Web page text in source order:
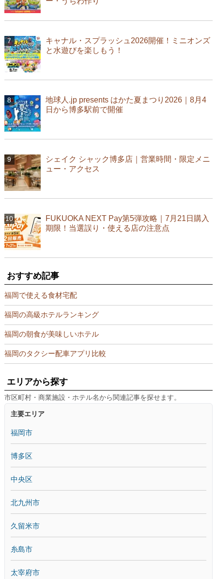
キャナル・スプラッシュ2026開催！ミニオンズ
と水遊びを楽しもう！
地球人.jp presents はかた夏まつり2026｜8月4
日から博多駅前で開催
シェイク シャック博多店｜営業時間・限定メニ
ュー・アクセス
FUKUOKA NEXT Pay第5弾攻略｜7月21日購入
期限！当選誤り・使える店の注意点
おすすめ記事
福岡で使える食材宅配
福岡の高級ホテルランキング
福岡の朝食が美味しいホテル
福岡のタクシー配車アプリ比較
エリアから探す
市区町村・商業施設・ホテル名から関連記事を探せます。
主要エリア
福岡市
博多区
中央区
北九州市
久留米市
糸島市
太宰府市